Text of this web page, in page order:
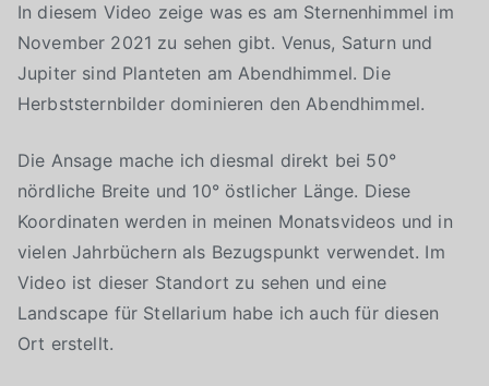
In diesem Video zeige was es am Sternenhimmel im
November 2021 zu sehen gibt. Venus, Saturn und
Jupiter sind Planteten am Abendhimmel. Die
Herbststernbilder dominieren den Abendhimmel.
Die Ansage mache ich diesmal direkt bei 50°
nördliche Breite und 10° östlicher Länge. Diese
Koordinaten werden in meinen Monatsvideos und in
vielen Jahrbüchern als Bezugspunkt verwendet. Im
Video ist dieser Standort zu sehen und eine
Landscape für Stellarium habe ich auch für diesen
Ort erstellt.